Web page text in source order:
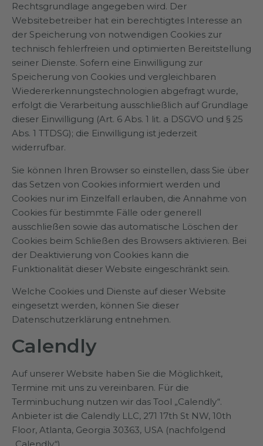
Rechtsgrundlage angegeben wird. Der
Websitebetreiber hat ein berechtigtes Interesse an
der Speicherung von notwendigen Cookies zur
technisch fehlerfreien und optimierten Bereitstellung
seiner Dienste. Sofern eine Einwilligung zur
Speicherung von Cookies und vergleichbaren
Wiedererkennungstechnologien abgefragt wurde,
erfolgt die Verarbeitung ausschließlich auf Grundlage
dieser Einwilligung (Art. 6 Abs. 1 lit. a DSGVO und § 25
Abs. 1 TTDSG); die Einwilligung ist jederzeit
widerrufbar.
Sie können Ihren Browser so einstellen, dass Sie über
das Setzen von Cookies informiert werden und
Cookies nur im Einzelfall erlauben, die Annahme von
Cookies für bestimmte Fälle oder generell
ausschließen sowie das automatische Löschen der
Cookies beim Schließen des Browsers aktivieren. Bei
der Deaktivierung von Cookies kann die
Funktionalität dieser Website eingeschränkt sein.
Welche Cookies und Dienste auf dieser Website
eingesetzt werden, können Sie dieser
Datenschutzerklärung entnehmen.
Calendly
Auf unserer Website haben Sie die Möglichkeit,
Termine mit uns zu vereinbaren. Für die
Terminbuchung nutzen wir das Tool „Calendly“.
Anbieter ist die Calendly LLC, 271 17th St NW, 10th
Floor, Atlanta, Georgia 30363, USA (nachfolgend